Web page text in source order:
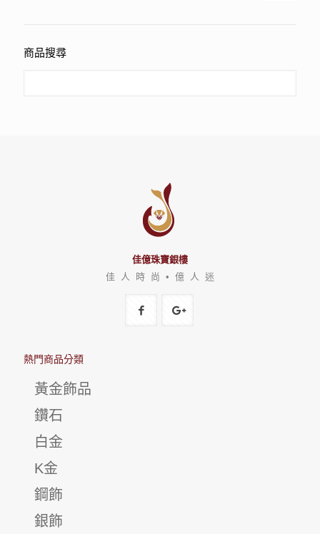
商品搜尋
佳億珠寶銀樓
佳 人 時 尚 • 億 人 迷
熱門商品分類
黃金飾品
鑽石
白金
K金
鋼飾
銀飾